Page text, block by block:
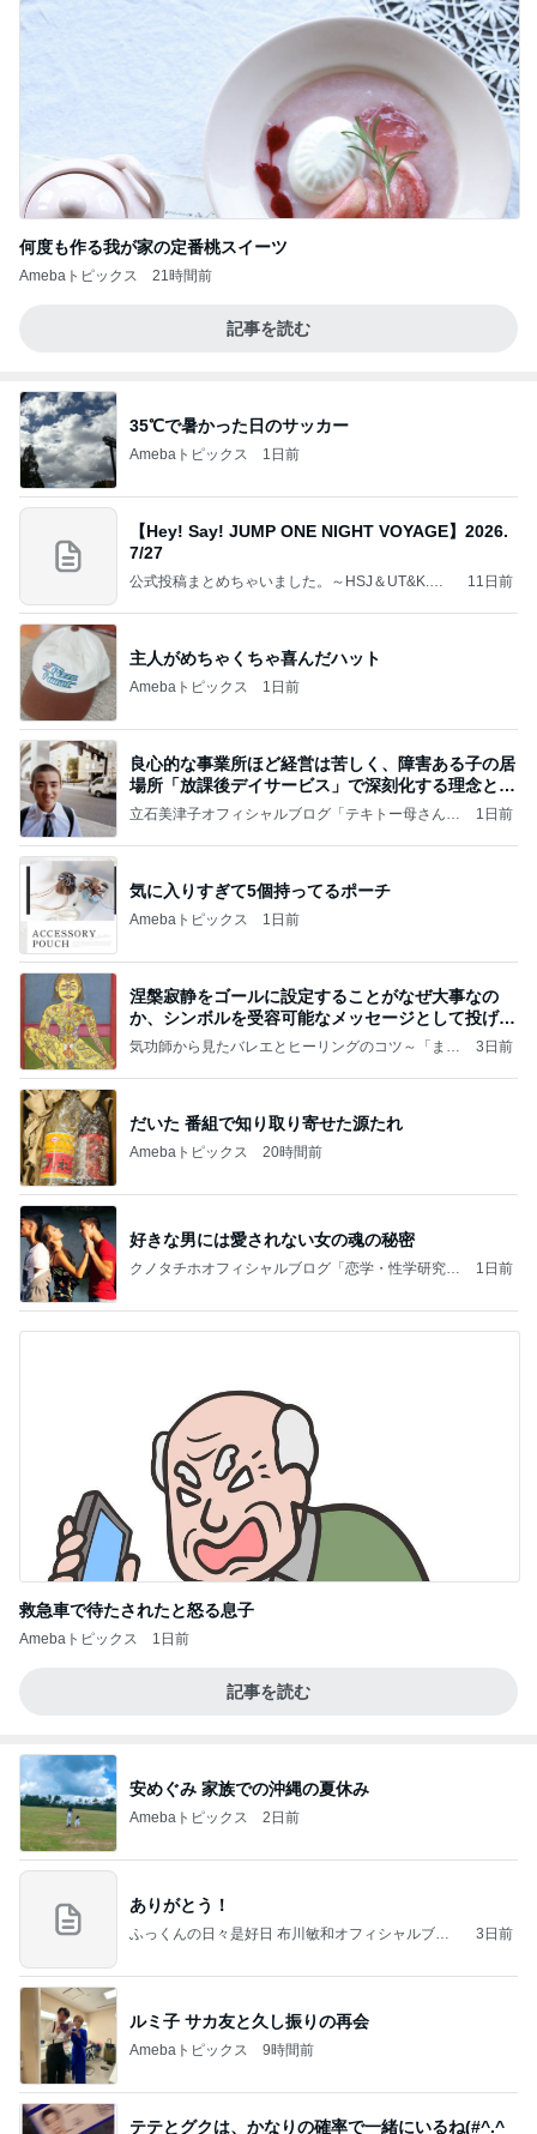
何度も作る我が家の定番桃スイーツ
Amebaトピックス 21時間前
記事を読む
35℃で暑かった日のサッカー
Amebaトピックス 1日前
【Hey! Say! JUMP ONE NIGHT VOYAGE】2026.
7/27
公式投稿まとめちゃいました。～HSJ＆UT&K.O.
11日前
主人がめちゃくちゃ喜んだハット
Amebaトピックス 1日前
良心的な事業所ほど経営は苦しく、障害ある子の居
場所「放課後デイサービス」で深刻化する理念と現
実の
立石美津子オフィシャルブログ「テキトー母さんの
1日前
気に入りすぎて5個持ってるポーチ
Amebaトピックス 1日前
涅槃寂静をゴールに設定することがなぜ大事なの
か、シンボルを受容可能なメッセージとして投げる
ことが
気功師から見たバレエとヒーリングのコツ～「まと
3日前
だいた 番組で知り取り寄せた源たれ
Amebaトピックス 20時間前
好きな男には愛されない女の魂の秘密
クノタチホオフィシャルブログ「恋学・性学研究
1日前
救急車で待たされたと怒る息子
Amebaトピックス 1日前
記事を読む
安めぐみ 家族での沖縄の夏休み
Amebaトピックス 2日前
ありがとう！
ふっくんの日々是好日 布川敏和オフィシャルブロ
3日前
ルミ子 サカ友と久し振りの再会
Amebaトピックス 9時間前
テテとグクは、かなりの確率で一緒にいるね(#^.^